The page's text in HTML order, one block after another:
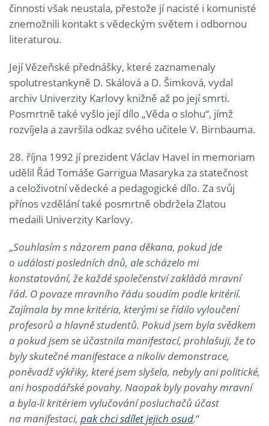
činnosti však neustala, přestože jí nacisté i komunisté
znemožnili kontakt s vědeckým světem i odbornou
literaturou.
Její Vězeňské přednášky, které zaznamenaly
spolutrestankyně D. Skálová a D. Šimková, vydal
archiv Univerzity Karlovy knižně až po její smrti.
Posmrtně také vyšlo její dílo „Věda o slohu“, jímž
rozvíjela a završila odkaz svého učitele V. Birnbauma.
28. října 1992 jí prezident Václav Havel in memoriam
udělil Řád Tomáše Garrigua Masaryka za statečnost
a celoživotní vědecké a pedagogické dílo. Za svůj
přínos vzdělání také posmrtně obdržela Zlatou
medaili Univerzity Karlovy.
„Souhlasím s názorem pana děkana, pokud jde
o události posledních dnů, ale scházelo mi
konstatování, že každé společenství zakládá mravní
řád. O povaze mravního řádu soudím podle kritérií.
Zajímala by mne kritéria, kterými se řídilo vyloučení
profesorů a hlavně studentů. Pokud jsem byla svědkem
a pokud jsem se účastnila manifestací, prohlašuji, že to
byly skutečné manifestace a nikoliv demonstrace,
poněvadž výkřiky, které jsem slyšela, nebyly ani politické,
ani hospodářské povahy. Naopak byly povahy mravní
a byla-li kritériem vylučování posluchačů účast
na manifestaci, pak chci sdílet jejich osud.“